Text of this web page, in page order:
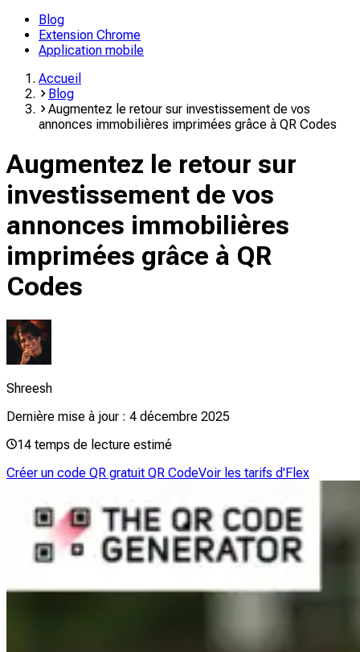
Blog
Extension Chrome
Application mobile
Accueil
Blog
Augmentez le retour sur investissement de vos
annonces immobilières imprimées grâce à QR Codes
Augmentez le retour sur
investissement de vos
annonces immobilières
imprimées grâce à QR
Codes
Shreesh
Dernière mise à jour : 4 décembre 2025
14 temps de lecture estimé
Créer un code QR gratuit QR CodeVoir les tarifs d'Flex